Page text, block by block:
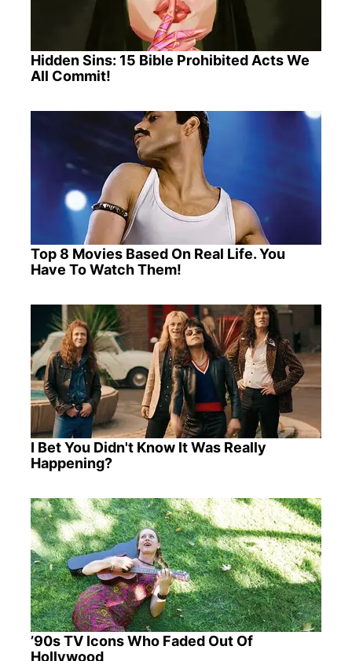
Hidden Sins: 15 Bible Prohibited Acts We
All Commit!
Top 8 Movies Based On Real Life. You
Have To Watch Them!
I Bet You Didn't Know It Was Really
Happening?
’90s TV Icons Who Faded Out Of
Hollywood